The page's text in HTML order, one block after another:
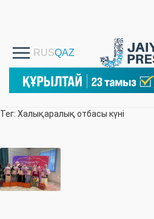
Тег: Халықаралық отбасы күні